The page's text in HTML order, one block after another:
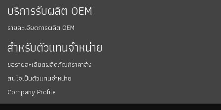
บริการรับผลิต OEM
รายละเอียดการผลิต OEM
สำหรับตัวแทนจำหน่าย
ขอรายละเอียดผลิตภัณฑ์ราคาส่ง
สนใจเป็นตัวแทนจำหน่าย
Company Profile